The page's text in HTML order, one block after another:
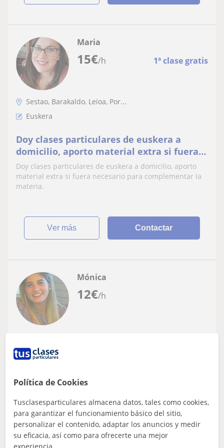
15€/h 1ª clase gratis
Maria
Sestao, Barakaldo, Leioa, Por...
Euskera
Doy clases particulares de euskera a
domicilio, aporto material extra si fuera
necesario para complementar la materia
Doy clases particulares de euskera a domicilio, aporto
material extra si fuera necesario para complementar la
materia.
ver más Contactar
12€/h
Mónica
Euskera
general de Primaria y Secundaria en
Bilbao. Con títulos de Euskera e Inglés, y
años de experiencia
Clases particulares a domicilio de primaria y secundaria
en Bilbao. Con titulos de euskera e inglés, y con
experiencias anteriores.
Política de Cookies
Tusclasesparticulares almacena datos, tales como cookies,
para garantizar el funcionamiento básico del sitio,
personalizar el contenido, adaptar los anuncios y medir
su eficacia, así como para ofrecerte una mejor
experiencia.